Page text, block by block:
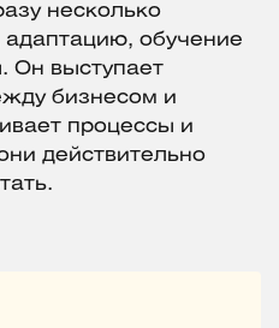
несколько
обучение
Он выступает
бизнесом и
процессы и
действительно